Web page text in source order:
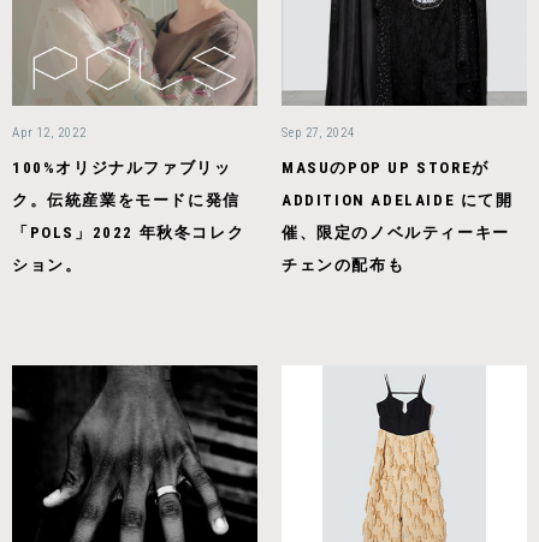
Apr 12, 2022
100%オリジナルファブリッ
ク。伝統産業をモードに発信
「POLS」2022 年秋冬コレク
ション。
Sep 27, 2024
MASUのPOP UP STOREが
ADDITION ADELAIDE にて開
催、限定のノベルティーキー
チェンの配布も